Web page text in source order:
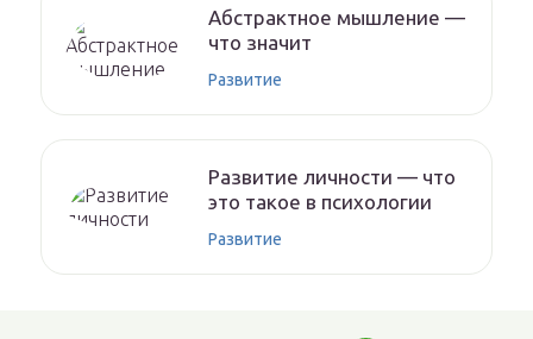
Абстрактное мышление —
что значит
Развитие
Развитие личности — что
это такое в психологии
Развитие